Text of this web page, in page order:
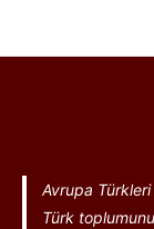
Avrupa
Türk